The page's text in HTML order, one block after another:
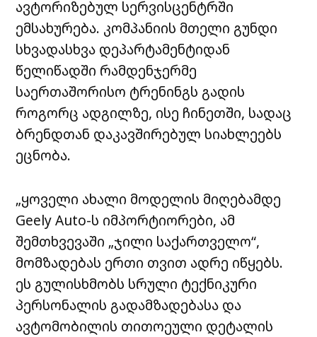
ავტორიზებულ სერვისცენტრში
ემსახურება. კომპანიის მთელი გუნდი
სხვადასხვა დეპარტამენტიდან
წელიწადში რამდენჯერმე
საერთაშორისო ტრენინგს გადის
როგორც ადგილზე, ისე ჩინეთში, სადაც
ბრენდთან დაკავშირებულ სიახლეებს
ეცნობა.
„ყოველი ახალი მოდელის მიღებამდე
Geely Auto-ს იმპორტიორები, ამ
შემთხვევაში „ჯილი საქართველო“,
მომზადებას ერთი თვით ადრე იწყებს.
ეს გულისხმობს სრული ტექნიკური
პერსონალის გადამზადებასა და
ავტომობილის თითოეული დეტალის